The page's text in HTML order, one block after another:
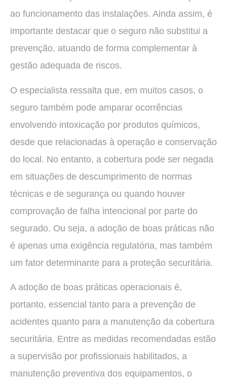
ao funcionamento das instalações. Ainda assim, é
importante destacar que o seguro não substitui a
prevenção, atuando de forma complementar à
gestão adequada de riscos.
O especialista ressalta que, em muitos casos, o
seguro também pode amparar ocorrências
envolvendo intoxicação por produtos químicos,
desde que relacionadas à operação e conservação
do local. No entanto, a cobertura pode ser negada
em situações de descumprimento de normas
técnicas e de segurança ou quando houver
comprovação de falha intencional por parte do
segurado. Ou seja, a adoção de boas práticas não
é apenas uma exigência regulatória, mas também
um fator determinante para a proteção securitária.
A adoção de boas práticas operacionais é,
portanto, essencial tanto para a prevenção de
acidentes quanto para a manutenção da cobertura
securitária. Entre as medidas recomendadas estão
a supervisão por profissionais habilitados, a
manutenção preventiva dos equipamentos, o